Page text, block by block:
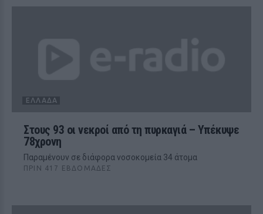
ΕΛΛΆΔΑ
Στους 93 οι νεκροί από τη πυρκαγιά – Υπέκυψε
78χρονη
Παραμένουν σε διάφορα νοσοκομεία 34 άτομα
ΠΡΙΝ 417 ΕΒΔΟΜΆΔΕΣ